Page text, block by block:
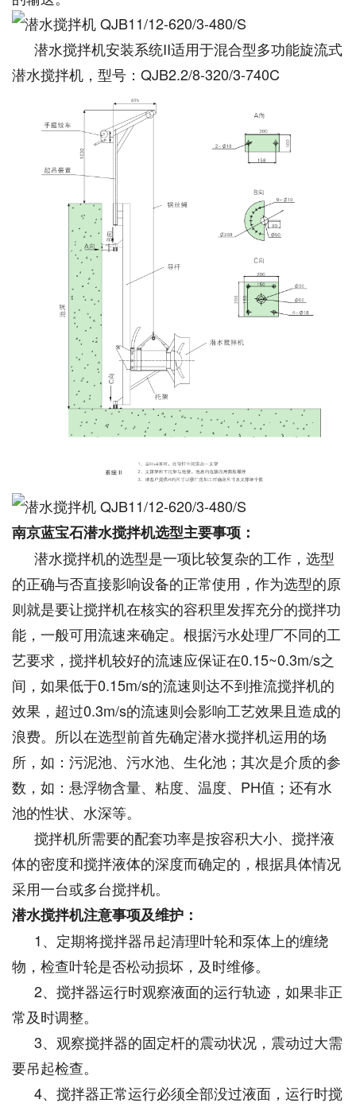
潜水搅拌机安装系统II适用于混合型多功能旋流式
潜水搅拌机，型号：QJB2.2/8-320/3-740C
南京蓝宝石潜水搅拌机选型主要事项：
潜水搅拌机的选型是一项比较复杂的工作，选型
的正确与否直接影响设备的正常使用，作为选型的原
则就是要让搅拌机在核实的容积里发挥充分的搅拌功
能，一般可用流速来确定。根据污水处理厂不同的工
艺要求，搅拌机较好的流速应保证在0.15~0.3m/s之
间，如果低于0.15m/s的流速则达不到推流搅拌机的
效果，超过0.3m/s的流速则会影响工艺效果且造成的
浪费。所以在选型前首先确定潜水搅拌机运用的场
所，如：污泥池、污水池、生化池；其次是介质的参
数，如：悬浮物含量、粘度、温度、PH值；还有水
池的性状、水深等。
搅拌机所需要的配套功率是按容积大小、搅拌液
体的密度和搅拌液体的深度而确定的，根据具体情况
采用一台或多台搅拌机。
潜水搅拌机注意事项及维护：
1、定期将搅拌器吊起清理叶轮和泵体上的缠绕
物，检查叶轮是否松动损坏，及时维修。
2、搅拌器运行时观察液面的运行轨迹，如果非正
常及时调整。
3、观察搅拌器的固定杆的震动状况，震动过大需
要吊起检查。
4、搅拌器正常运行必须全部没过液面，运行时搅